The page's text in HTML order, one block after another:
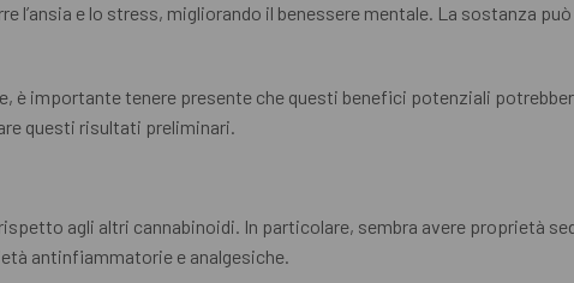
l’ansia e lo stress, migliorando il benessere mentale. La sostanza
è importante tenere presente che questi benefici potenziali
questi risultati preliminari.
agli altri cannabinoidi. In particolare, sembra avere proprietà
antinfiammatorie e analgesiche.